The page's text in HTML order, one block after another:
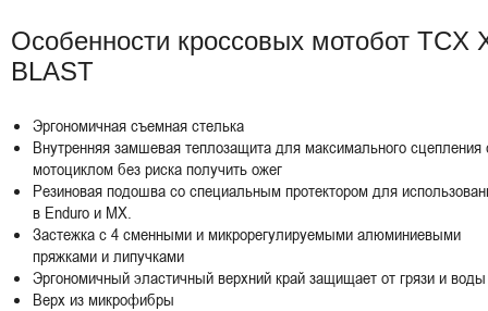
Особенности кроссовых мотобот TCX
BLAST
Эргономичная съемная стелька
Внутренняя замшевая теплозащита для максимального сцепления
мотоциклом без риска получить ожег
Резиновая подошва со специальным протектором для
в Enduro и MX.
Застежка с 4 сменными и микрорегулируемыми алюминиевыми
пряжками и липучками
Эргономичный эластичный верхний край защищает от грязи и воды
Верх из микрофибры